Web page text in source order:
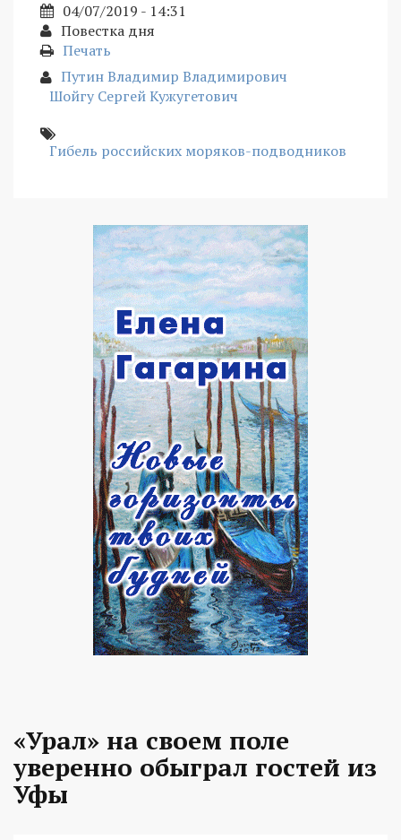
04/07/2019 - 14:31
Повестка дня
Печать
Путин Владимир Владимирович
Шойгу Сергей Кужугетович
Гибель российских моряков-подводников
«Урал» на своем поле
уверенно обыграл гостей из
Уфы